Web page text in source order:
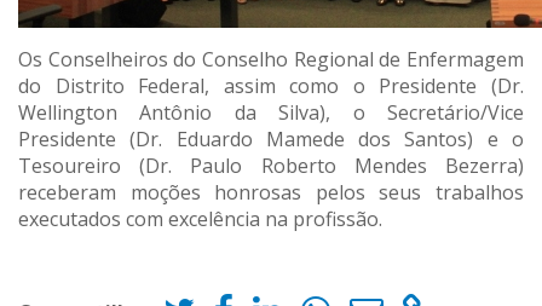
Os Conselheiros do Conselho Regional de Enfermagem
do Distrito Federal, assim como o Presidente (Dr.
Wellington Antônio da Silva), o Secretário/Vice
Presidente (Dr. Eduardo Mamede dos Santos) e o
Tesoureiro (Dr. Paulo Roberto Mendes Bezerra)
receberam moções honrosas pelos seus trabalhos
executados com excelência na profissão.